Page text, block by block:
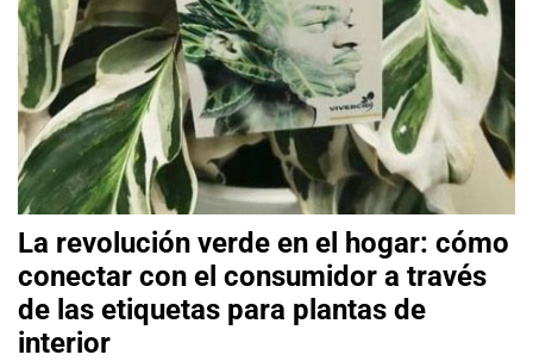
La revolución verde en el hogar: cómo
conectar con el consumidor a través
de las etiquetas para plantas de
interior